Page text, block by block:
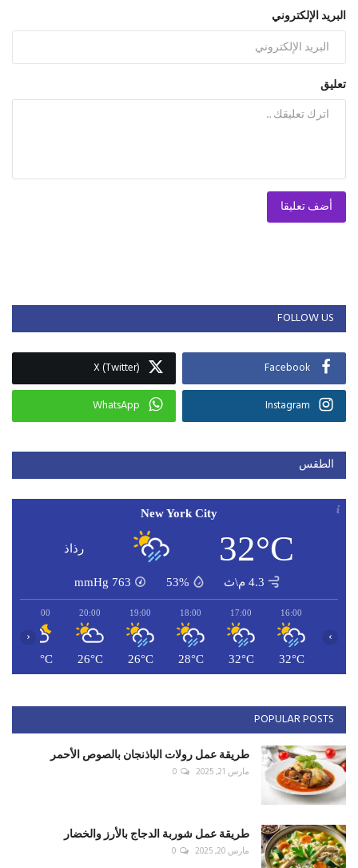
البريد الإلكتروني
تعليق
أضف تعليقا
FOLLOW US
Facebook
X (Twitter)
Instagram
WhatsApp
الطقس
New York City
32°C رذاذ
4.3 م\ث 53%
763
mmHg
16:00
32°C
17:00
32°C
18:00
28°C
19:00
26°C
20:00
26°C
21:00
26°C
‹ ›
POPULAR POSTS
طريقة عمل رولات الباذنجان بالصوص الأحمر
مارس 21, 2025 0
طريقة عمل شوربة الدجاج بالأرز والخضار
مارس 20, 2025 0